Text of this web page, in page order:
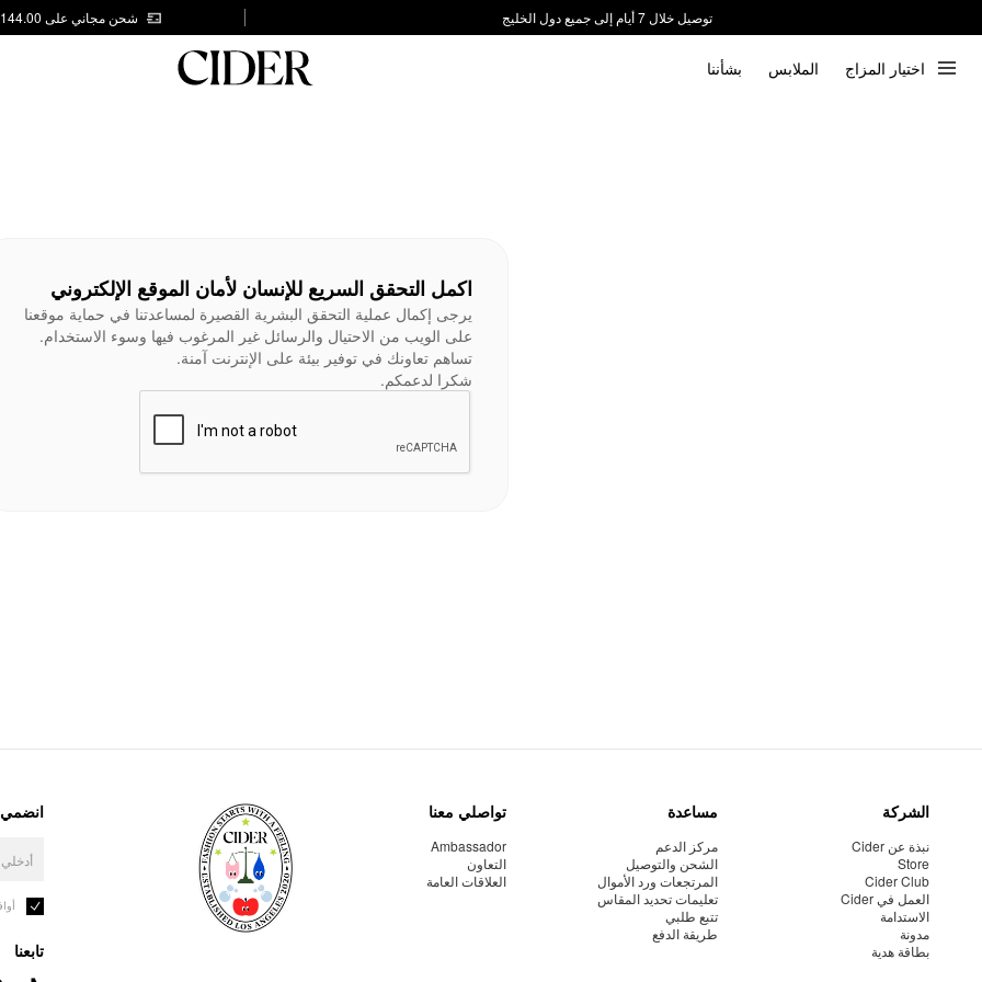
توصيل خلال 7 أيام إلى جميع دول الخليج
شحن مجاني على AED 144.00
اختيار المزاج الملابس بشأننا
اكمل التحقق السريع للإنسان لأمان الموقع الإلكتروني
يرجى إكمال عملية التحقق البشرية القصيرة لمساعدتنا في حماية موقعنا
على الويب من الاحتيال والرسائل غير المرغوب فيها وسوء الاستخدام.
تساهم تعاونك في توفير بيئة على الإنترنت آمنة.
شكرا لدعمكم.
الشركة
نبذة عن Cider
Store
Cider Club
العمل في Cider
الاستدامة
مدونة
بطاقة هدية
مساعدة
مركز الدعم
الشحن والتوصيل
المرتجعات ورد الأموال
تعليمات تحديد المقاس
تتبع طلبي
طريقة الدفع
تواصلي معنا
Ambassador
التعاون
العلاقات العامة
انضمي
تابعنا